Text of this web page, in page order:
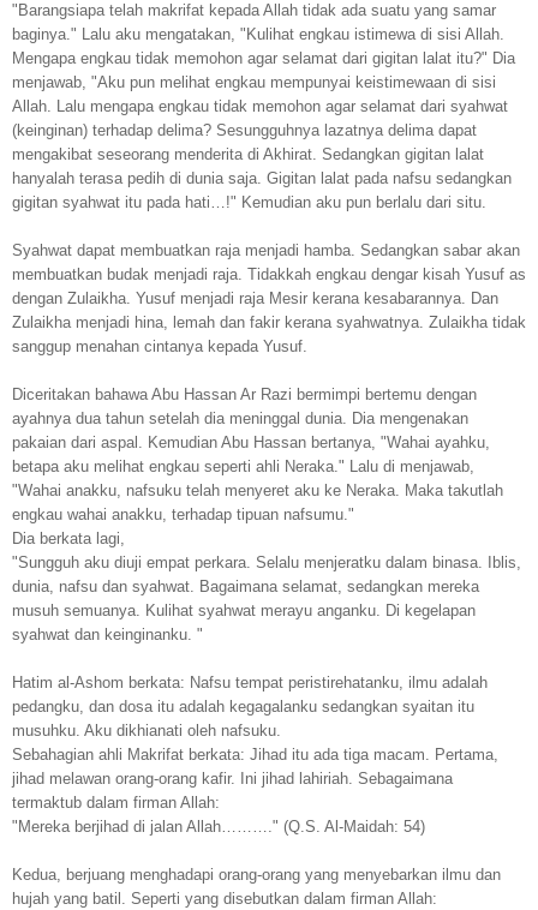
"Barangsiapa telah makrifat kepada Allah tidak ada suatu yang samar
baginya." Lalu aku mengatakan, "Kulihat engkau istimewa di sisi Allah.
Mengapa engkau tidak memohon agar selamat dari gigitan lalat itu?" Dia
menjawab, "Aku pun melihat engkau mempunyai keistimewaan di sisi
Allah. Lalu mengapa engkau tidak memohon agar selamat dari syahwat
(keinginan) terhadap delima? Sesungguhnya lazatnya delima dapat
mengakibat seseorang menderita di Akhirat. Sedangkan gigitan lalat
hanyalah terasa pedih di dunia saja. Gigitan lalat pada nafsu sedangkan
gigitan syahwat itu pada hati…!" Kemudian aku pun berlalu dari situ.
Syahwat dapat membuatkan raja menjadi hamba. Sedangkan sabar akan
membuatkan budak menjadi raja. Tidakkah engkau dengar kisah Yusuf as
dengan Zulaikha. Yusuf menjadi raja Mesir kerana kesabarannya. Dan
Zulaikha menjadi hina, lemah dan fakir kerana syahwatnya. Zulaikha tidak
sanggup menahan cintanya kepada Yusuf.
Diceritakan bahawa Abu Hassan Ar Razi bermimpi bertemu dengan
ayahnya dua tahun setelah dia meninggal dunia. Dia mengenakan
pakaian dari aspal. Kemudian Abu Hassan bertanya, "Wahai ayahku,
betapa aku melihat engkau seperti ahli Neraka." Lalu di menjawab,
"Wahai anakku, nafsuku telah menyeret aku ke Neraka. Maka takutlah
engkau wahai anakku, terhadap tipuan nafsumu."
Dia berkata lagi,
"Sungguh aku diuji empat perkara. Selalu menjeratku dalam binasa. Iblis,
dunia, nafsu dan syahwat. Bagaimana selamat, sedangkan mereka
musuh semuanya. Kulihat syahwat merayu anganku. Di kegelapan
syahwat dan keinginanku. "
Hatim al-Ashom berkata: Nafsu tempat peristirehatanku, ilmu adalah
pedangku, dan dosa itu adalah kegagalanku sedangkan syaitan itu
musuhku. Aku dikhianati oleh nafsuku.
Sebahagian ahli Makrifat berkata: Jihad itu ada tiga macam. Pertama,
jihad melawan orang-orang kafir. Ini jihad lahiriah. Sebagaimana
termaktub dalam firman Allah:
"Mereka berjihad di jalan Allah………." (Q.S. Al-Maidah: 54)
Kedua, berjuang menghadapi orang-orang yang menyebarkan ilmu dan
hujah yang batil. Seperti yang disebutkan dalam firman Allah: